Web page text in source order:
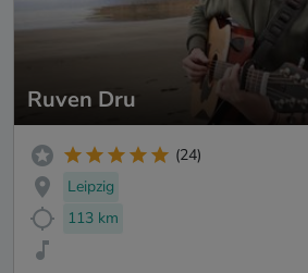
Ruven Dru
(24)
Leipzig
113 km